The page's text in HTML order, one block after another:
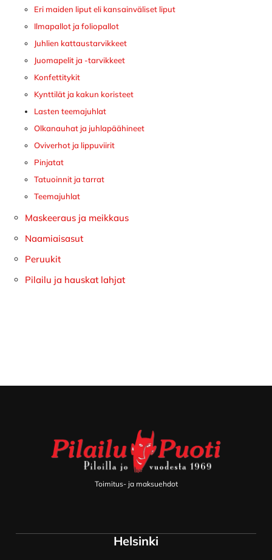
Eri maiden liput eli kansainväliset liput
Ilmapallot ja foliopallot
Juhlien kattaustarvikkeet
Juomapelit ja -tarvikkeet
Konfettitykit
Kynttilät ja kakun koristeet
Lasten teemajuhlat
Olkanauhat ja juhlapäähineet
Oviverhot ja lippuviirit
Pinjatat
Tatuoinnit ja tarrat
Teemajuhlat
Maskeeraus ja meikkaus
Naamiaisasut
Peruukit
Pilailu ja hauskat lahjat
Toimitus- ja maksuehdot
Helsinki